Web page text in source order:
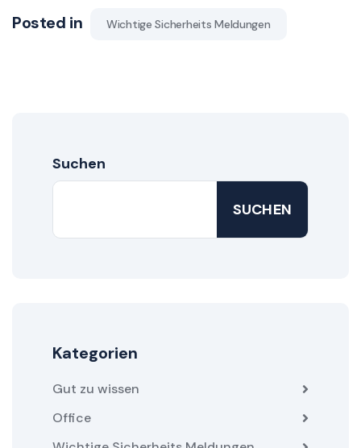
Posted in Wichtige Sicherheits Meldungen
Suchen
SUCHEN
Kategorien
Gut zu wissen
Office